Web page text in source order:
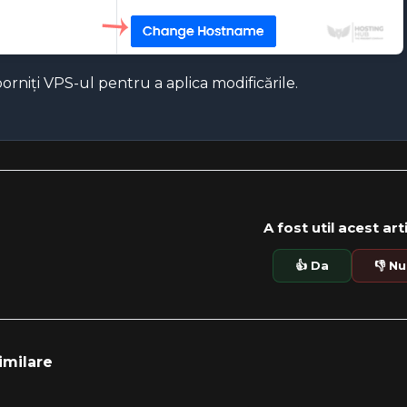
VPS-ul pentru a aplica modificările.
A fost util acest
👍 Da 👎 Nu